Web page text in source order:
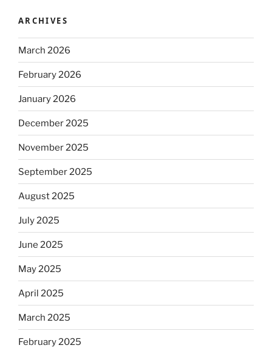
ARCHIVES
March 2026
February 2026
January 2026
December 2025
November 2025
September 2025
August 2025
July 2025
June 2025
May 2025
April 2025
March 2025
February 2025